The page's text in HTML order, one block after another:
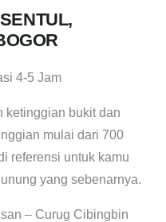
4-5 Jam
ketinggian bukit dan
mulai dari 700
referensi untuk kamu
yang sebenarnya.
– Curug Cibingbin